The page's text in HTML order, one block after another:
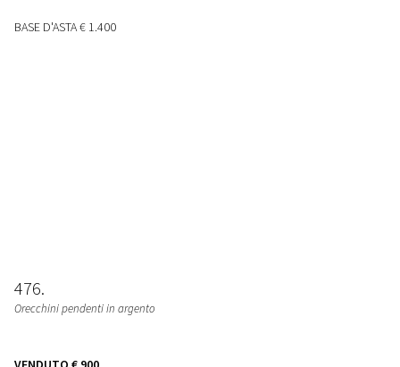
BASE D'ASTA€ 1.400
476
Orecchini pendenti in argento